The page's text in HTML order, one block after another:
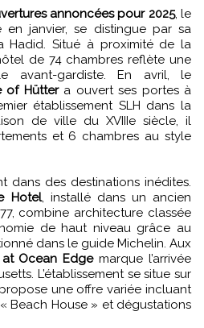
annoncées pour 2025, le
en janvier, se distingue par sa
Hadid. Situé à proximité de la
de 74 chambres reflète une
avant-gardiste. En avril, le
of Hüttera ouvert ses portes à
établissement SLH dans la
de ville du XVIIIe siècle, il
et 6 chambres au style
dans des destinations inédites.
Hotel, installé dans un ancien
combine architecture classée
de haut niveau grâce au
dans le guide Michelin. Aux
Ocean Edgemarque l’arrivée
L’établissement se situe sur
une offre variée incluant
Beach House » et dégustations